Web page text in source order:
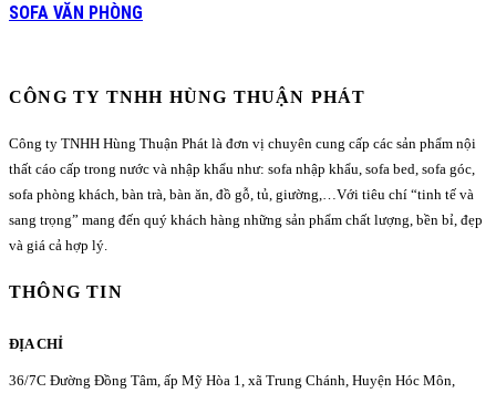
SOFA VĂN PHÒNG
CÔNG TY TNHH HÙNG THUẬN PHÁT
Công ty TNHH Hùng Thuận Phát là đơn vị chuyên cung cấp các sản phẩm nội
thất cáo cấp trong nước và nhập khẩu như: sofa nhập khẩu, sofa bed, sofa góc,
sofa phòng khách, bàn trà, bàn ăn, đồ gỗ, tủ, giường,…Với tiêu chí “tinh tế và
sang trọng” mang đến quý khách hàng những sản phẩm chất lượng, bền bỉ, đẹp
và giá cả hợp lý.
THÔNG TIN
ĐỊA CHỈ
36/7C Đường Đồng Tâm, ấp Mỹ Hòa 1, xã Trung Chánh, Huyện Hóc Môn,